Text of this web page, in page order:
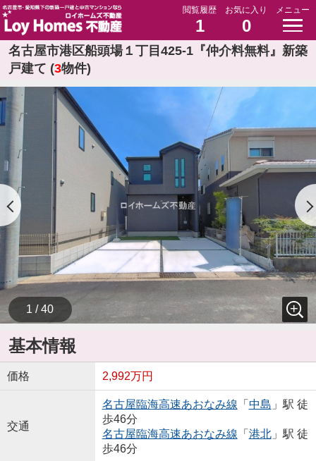
閲覧履歴
1
お気に入り
0
メニュー
名古屋市港区船頭場１丁目425-1『仲介料無料』新築
戸建て (3物件)
1 / 40
基本情報
価格 2,992万円
交通
名古屋臨海高速あおなみ線 「 中島 」駅 徒
歩46分
名古屋臨海高速あおなみ線 「 港北」駅 徒
歩46分